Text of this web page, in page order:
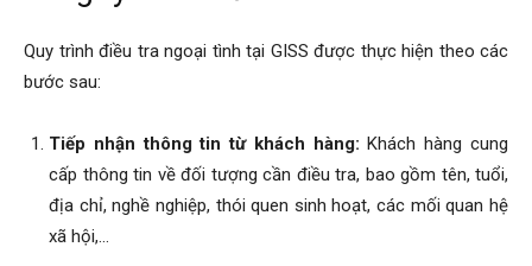
Quy trình điều tra ngoại tình tại GISS được thực hiện theo các
bước sau:
Tiếp nhận thông tin từ khách hàng: Khách hàng cung
cấp thông tin về đối tượng cần điều tra, bao gồm tên, tuổi,
địa chỉ, nghề nghiệp, thói quen sinh hoạt, các mối quan hệ
xã hội,…